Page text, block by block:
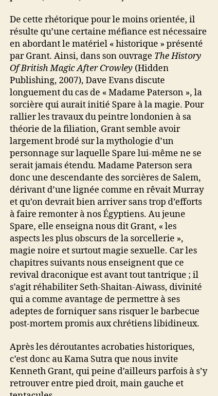
De cette rhétorique pour le moins orientée, il
résulte qu’une certaine méfiance est nécessaire
en abordant le matériel « historique » présenté
par Grant. Ainsi, dans son ouvrage The History
Of British Magic After Crowley (Hidden
Publishing, 2007), Dave Evans discute
longuement du cas de « Madame Paterson », la
sorcière qui aurait initié Spare à la magie. Pour
rallier les travaux du peintre londonien à sa
théorie de la filiation, Grant semble avoir
largement brodé sur la mythologie d’un
personnage sur laquelle Spare lui-même ne se
serait jamais étendu. Madame Paterson sera
donc une descendante des sorcières de Salem,
dérivant d’une lignée comme en rêvait Murray
et qu’on devrait bien arriver sans trop d’efforts
à faire remonter à nos Égyptiens. Au jeune
Spare, elle enseigna nous dit Grant, « les
aspects les plus obscurs de la sorcellerie »,
magie noire et surtout magie sexuelle. Car les
chapitres suivants nous enseignent que ce
revival draconique est avant tout tantrique ; il
s’agit réhabiliter Seth-Shaitan-Aiwass, divinité
qui a comme avantage de permettre à ses
adeptes de forniquer sans risquer le barbecue
post-mortem promis aux chrétiens libidineux.
Après les déroutantes acrobaties historiques,
c’est donc au Kama Sutra que nous invite
Kenneth Grant, qui peine d’ailleurs parfois à s’y
retrouver entre pied droit, main gauche et